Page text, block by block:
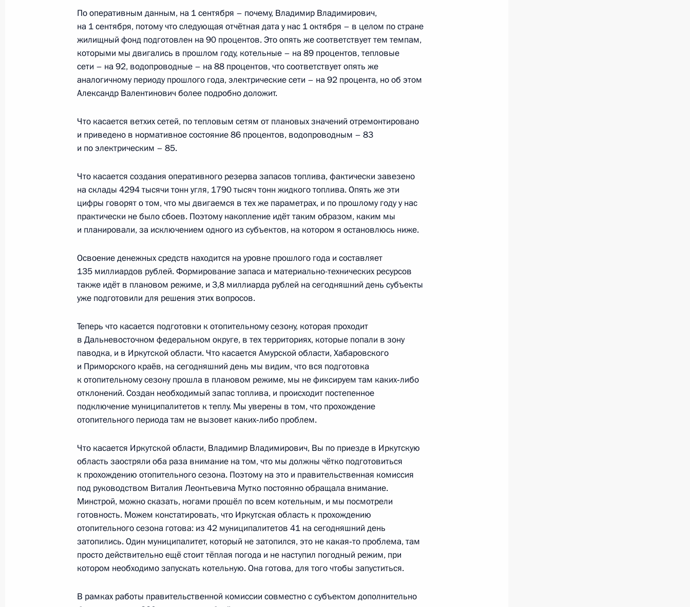
Заседание президиума Госсовета
10 сентября 2018 года, 11:50
Совещание по экономическим вопросам
5 июля 2018 года, 19:30
Заседание Госсовета по вопросу развития конкуренции
Заседание президиума Госсовета по вопросу развития
промышленного потенциала регионов
1 февраля 2018 года, 19:45
Совещание по подготовке заседания президиума Госсовета
по вопросу развития промышленного потенциала регионов
Совещание с членами Правительства
31 октября 2017 года, 15:10
Встреча с военнослужащими Военно-Морского Флота
26 июля 2026 года
Президента
ресурсы
сетевые ресурсы
техническая
По оперативным данным, на 1 сентября – почему, Владимир Владимирович,
на 1 сентября, потому что следующая отчётная дата у нас 1 октября – в целом по стране
жилищный фонд подготовлен на 90 процентов. Это опять же соответствует тем темпам,
которыми мы двигались в прошлом году, котельные – на 89 процентов, тепловые
сети – на 92, водопроводные – на 88 процентов, что соответствует опять же
аналогичному периоду прошлого года, электрические сети – на 92 процента, но об этом
Александр Валентинович более подробно доложит.
Что касается ветхих сетей, по тепловым сетям от плановых значений отремонтировано
и приведено в нормативное состояние 86 процентов, водопроводным – 83
и по электрическим – 85.
Что касается создания оперативного резерва запасов топлива, фактически завезено
на склады 4294 тысячи тонн угля, 1790 тысяч тонн жидкого топлива. Опять же эти
цифры говорят о том, что мы двигаемся в тех же параметрах, и по прошлому году у нас
практически не было сбоев. Поэтому накопление идёт таким образом, каким мы
и планировали, за исключением одного из субъектов, на котором я остановлюсь ниже.
Освоение денежных средств находится на уровне прошлого года и составляет
135 миллиардов рублей. Формирование запаса и материально-технических ресурсов
также идёт в плановом режиме, и 3,8 миллиарда рублей на сегодняшний день субъекты
уже подготовили для решения этих вопросов.
Теперь что касается подготовки к отопительному сезону, которая проходит
в Дальневосточном федеральном округе, в тех территориях, которые попали в зону
паводка, и в Иркутской области. Что касается Амурской области, Хабаровского
и Приморского краёв, на сегодняшний день мы видим, что вся подготовка
к отопительному сезону прошла в плановом режиме, мы не фиксируем там каких‑либо
отклонений. Создан необходимый запас топлива, и происходит постепенное
подключение муниципалитетов к теплу. Мы уверены в том, что прохождение
отопительного периода там не вызовет каких‑либо проблем.
Что касается Иркутской области, Владимир Владимирович, Вы по приезде в Иркутскую
область заостряли оба раза внимание на том, что мы должны чётко подготовиться
к прохождению отопительного сезона. Поэтому на это и правительственная комиссия
под руководством Виталия Леонтьевича Мутко постоянно обращала внимание.
Минстрой, можно сказать, ногами прошёл по всем котельным, и мы посмотрели
готовность. Можем констатировать, что Иркутская область к прохождению
отопительного сезона готова: из 42 муниципалитетов 41 на сегодняшний день
затопились. Один муниципалитет, который не затопился, это не какая‑то проблема, там
просто действительно ещё стоит тёплая погода и не наступил погодный режим, при
котором необходимо запускать котельную. Она готова, для того чтобы запуститься.
В рамках работы правительственной комиссии совместно с субъектом дополнительно